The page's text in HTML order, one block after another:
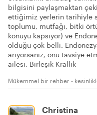
bilgisini paylaşmaktan
ettiğimiz yerlerin tarihiyle
toplumu, mutfağı, bitki
konuyu kapsıyor) ve
olduğu çok belli.
arıyorsanız, onu tavsiye
ailesi, Birleşik Krallık
Mükemmel bir rehber -
Christina